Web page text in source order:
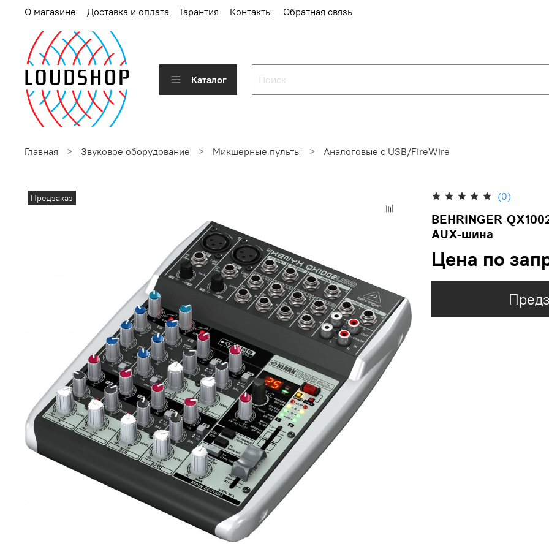
О магазине Доставка и оплата Гарантия Контакты Обратная связь
Каталог
Главная Звуковое оборудование Микшерные пульты Аналоговые с USB/FireWire
Предзаказ (0)
BEHRINGER
AUX-шина
Цена по